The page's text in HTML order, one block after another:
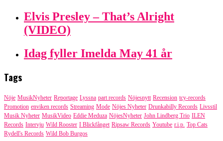
Elvis Presley – That’s Alright
(VIDEO)
Idag fyller Imelda May 41 år
Tags
Nöje MusikNyheter Reportage Lyssna part records Nöjesnytt Recension tcy-records
Promotion enviken records Streaming Mode Nöjes Nyheter Drunkabilly Records Livsstil
Musik Nyheter MusikVideo Eddie Meduza NöjesNyheter John Lindberg Trio ILEN
Records Intervju Wild Rooster I Blickfånget Ripsaw Records Youtube r.i.p. Top Cats
Rydell's Records Wild Bob Burgos